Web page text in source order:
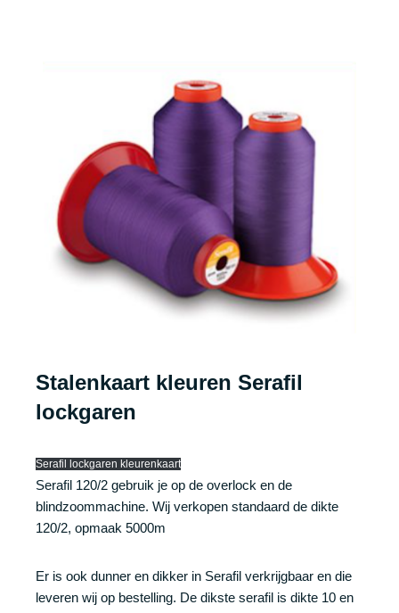
Stalenkaart kleuren Serafil
lockgaren
Serafil lockgaren kleurenkaart
Serafil 120/2 gebruik je op de overlock en de
blindzoommachine. Wij verkopen standaard de dikte
120/2, opmaak 5000m
Er is ook dunner en dikker in Serafil verkrijgbaar en die
leveren wij op bestelling. De dikste serafil is dikte 10 en